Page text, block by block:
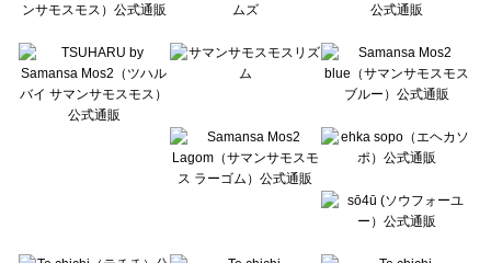
Te chichi CLASSIC（テチチ クラシック）のワンピース一覧
Lugnoncure（ルノンキュール）のワンピース一覧
BETTY'S BLUE（べティーズブルー）のワンピース一覧
Wpc.（ワールドパーティー）のワンピース一覧